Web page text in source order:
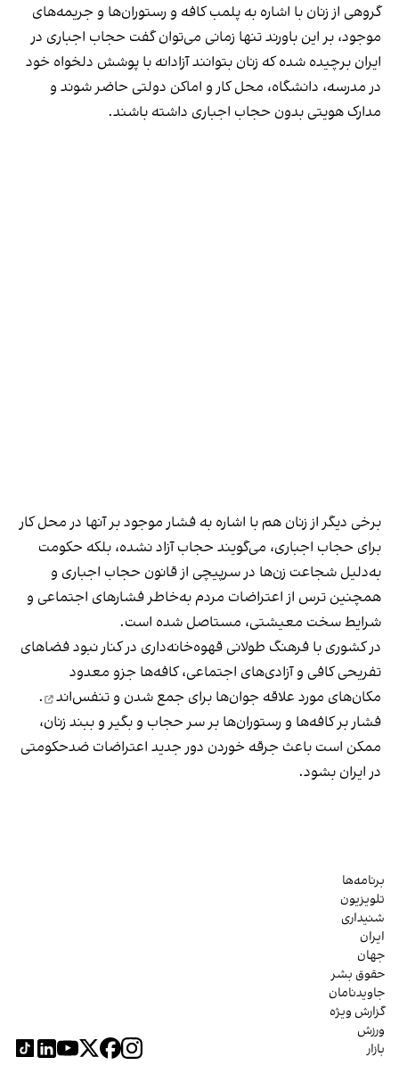
گروهی از زنان با اشاره به پلمب کافه و رستوران‌ها و جریمه‌های
موجود، بر این باورند تنها زمانی می‌توان گفت حجاب اجباری در
ایران برچیده شده که زنان بتوانند آزادانه با پوشش دلخواه خود
در مدرسه، دانشگاه، محل کار و اماکن دولتی حاضر شوند و
مدارک هویتی بدون حجاب اجباری داشته باشند.
برخی دیگر از زنان هم با اشاره به فشار موجود بر آنها در محل کار
برای حجاب اجباری، می‌گویند حجاب آزاد نشده، بلکه حکومت
به‌دلیل شجاعت زن‌ها در سرپیچی از قانون حجاب اجباری و
همچنین ترس از اعتراضات مردم به‌خاطر فشارهای اجتماعی و
شرایط سخت معیشتی، مستاصل شده است.
در کشوری با فرهنگ طولانی قهوه‌‌خانه‌داری در کنار نبود فضاهای
تفریحی کافی و آزادی‌های اجتماعی، کافه‌ها جزو معدود
مکان‌های مورد علاقه جوان‌ها برای جمع شدن و تنفس‌اند
.
فشار بر کافه‌ها و رستوران‌ها بر سر حجاب و بگیر و ببند زنان،
ممکن است باعث جرقه خوردن دور جدید اعتراضات ضدحکومتی
در ایران بشود.
برنامه‌ها
تلویزیون
شنیداری
ایران
جهان
حقوق بشر
جاویدنامان
گزارش ویژه
ورزش
بازار